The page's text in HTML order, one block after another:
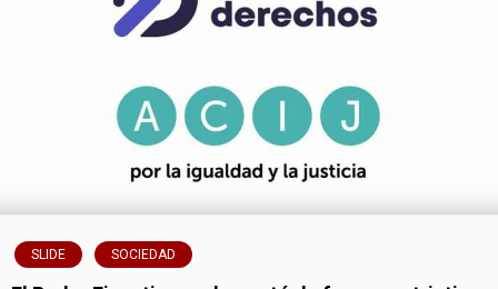
SLIDE SOCIEDAD